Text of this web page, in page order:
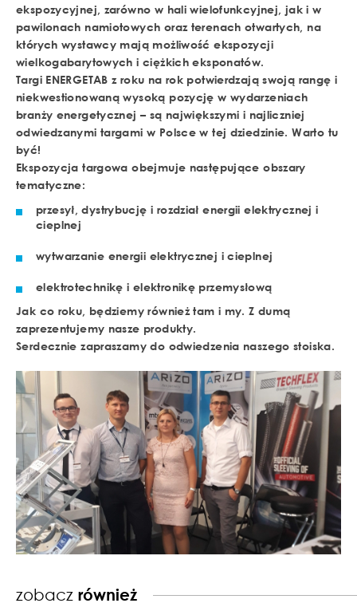
ekspozycyjnej, zarówno w hali wielofunkcyjnej, jak i w
pawilonach namiotowych oraz terenach otwartych, na
których wystawcy mają możliwość ekspozycji
wielkogabarytowych i ciężkich eksponatów.
Targi ENERGETAB z roku na rok potwierdzają swoją rangę i
niekwestionowaną wysoką pozycję w wydarzeniach
branży energetycznej – są największymi i najliczniej
odwiedzanymi targami w Polsce w tej dziedzinie. Warto tu
być!
Ekspozycja targowa obejmuje następujące obszary
tematyczne:
przesył, dystrybucję i rozdział energii elektrycznej i
cieplnej
wytwarzanie energii elektrycznej i cieplnej
elektrotechnikę i elektronikę przemysłową
Jak co roku, będziemy również tam i my. Z dumą
zaprezentujemy nasze produkty.
Serdecznie zapraszamy do odwiedzenia naszego stoiska.
zobacz również